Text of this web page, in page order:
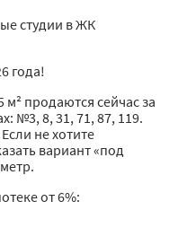
студии в ЖК
года!
продаются сейчас за
№3, 8, 31, 71, 87, 119.
не хотите
вариант «под
от 6%: